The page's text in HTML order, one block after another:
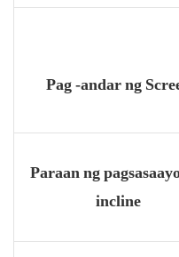
Pag -andar ng
Paraan ng
incline